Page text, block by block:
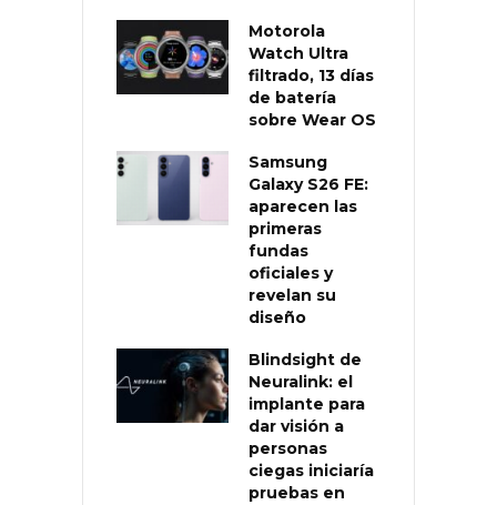
Motorola
Watch Ultra
filtrado, 13 días
de batería
sobre Wear OS
Samsung
Galaxy S26 FE:
aparecen las
primeras
fundas
oficiales y
revelan su
diseño
Blindsight de
Neuralink: el
implante para
dar visión a
personas
ciegas iniciaría
pruebas en